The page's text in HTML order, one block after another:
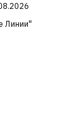
Линии"